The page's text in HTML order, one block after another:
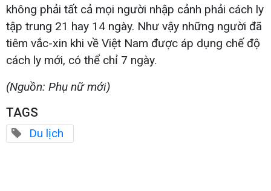
không phải tất cả mọi người nhập cảnh phải cách ly
tập trung 21 hay 14 ngày. Như vậy những người đã
tiêm vắc-xin khi về Việt Nam được áp dụng chế độ
cách ly mới, có thể chỉ 7 ngày.
(Nguồn: Phụ nữ mới)
TAGS
Du lịch